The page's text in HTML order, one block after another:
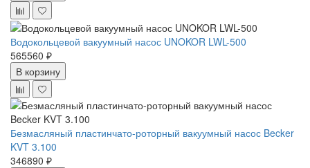
Водокольцевой вакуумный насос UNOKOR LWL-500
565560 ₽
В корзину
Безмасляный пластинчато-роторный вакуумный насос Becker
KVT 3.100
346890 ₽